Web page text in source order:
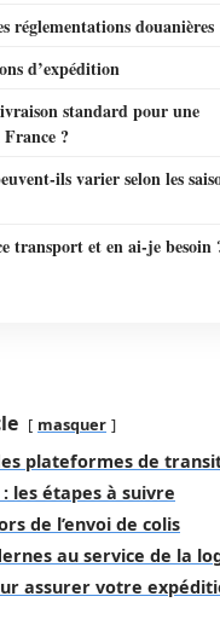
réglementations douanières
d’expédition
standard pour une
?
ils varier selon les
transport et en ai-je besoin
masquer
plateformes de
les étapes à suivre
de l’envoi de colis
au service de la
assurer votre